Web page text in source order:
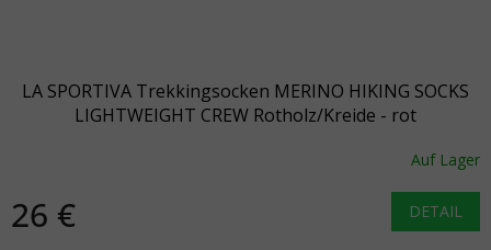
LA SPORTIVA Trekkingsocken MERINO HIKING SOCKS
LIGHTWEIGHT CREW Rotholz/Kreide - rot
Auf Lager
26 € DETAIL